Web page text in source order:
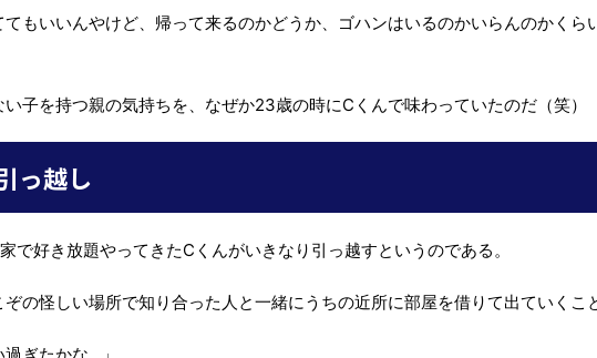
もいいんやけど、帰って来るのかどうか、ゴハンはいるのかいらんのかくら
子を持つ親の気持ちを、なぜか23歳の時にCくんで味わっていたのだ（笑）
っ越し
で好き放題やってきたCくんがいきなり引っ越すというのである。
ぞの怪しい場所で知り合った人と一緒にうちの近所に部屋を借りて出ていくこ